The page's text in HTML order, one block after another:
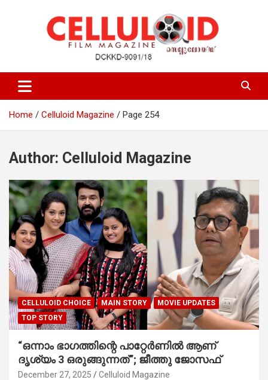
celluloid
Home Celluloid Magazine Page 254
Author: Celluloid Magazine
CELLULOID CHOICE MAIN STORY
MOVIE UPDATES
TOP STORY
“ഒന്നാം ഭാഗത്തിന്റെ പാറ്റേർണിൽ ആണ്
ദൃശ്യം 3 ഒരുങ്ങുന്നത്”; ജീത്തു ജോസഫ്
December 27, 2025 Celluloid Magazine